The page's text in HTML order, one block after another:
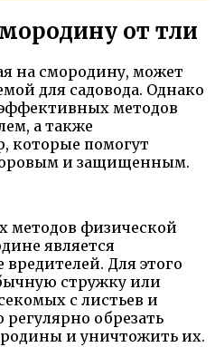
от тли
на смородину, может
для садовода. Однако
методов
а также
которые помогут
и защищенным.
методов физической
является
Для этого
стружку или
с листьев и
обрезать
и уничтожить их.